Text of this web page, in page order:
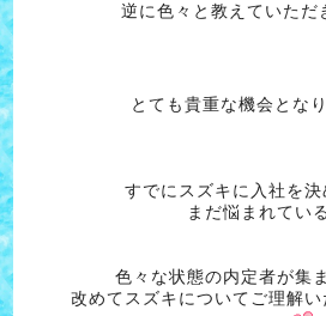
逆に色々と教えていただ
とても貴重な機会とな
すでにスズキに入社を
まだ悩まれてい
色々な状態の内定者が集
改めてスズキについてご理解